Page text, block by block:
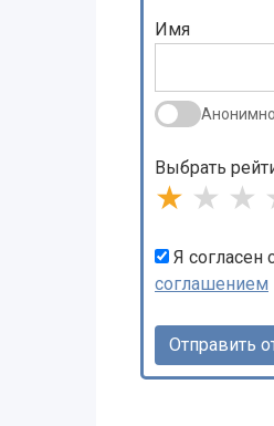
Имя
Анонимно
Выбрать
★ ★ ★
Я согласен
соглашением